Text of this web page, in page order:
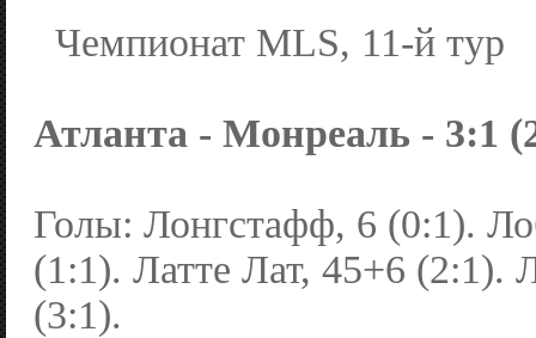
Чемпионат MLS, 11-й тур
Атланта - Монреаль - 3:1
Голы: Лонгстафф, 6 (0:1).
(1:1). Латте Лат, 45+6 (2:1).
(3:1).